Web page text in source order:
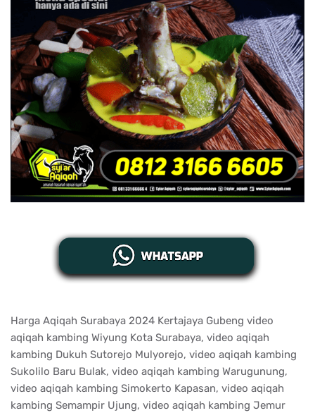
Harga Aqiqah Surabaya 2024 Kertajaya Gubeng video
aqiqah kambing Wiyung Kota Surabaya, video aqiqah
kambing Dukuh Sutorejo Mulyorejo, video aqiqah kambing
Sukolilo Baru Bulak, video aqiqah kambing Warugunung,
video aqiqah kambing Simokerto Kapasan, video aqiqah
kambing Semampir Ujung, video aqiqah kambing Jemur